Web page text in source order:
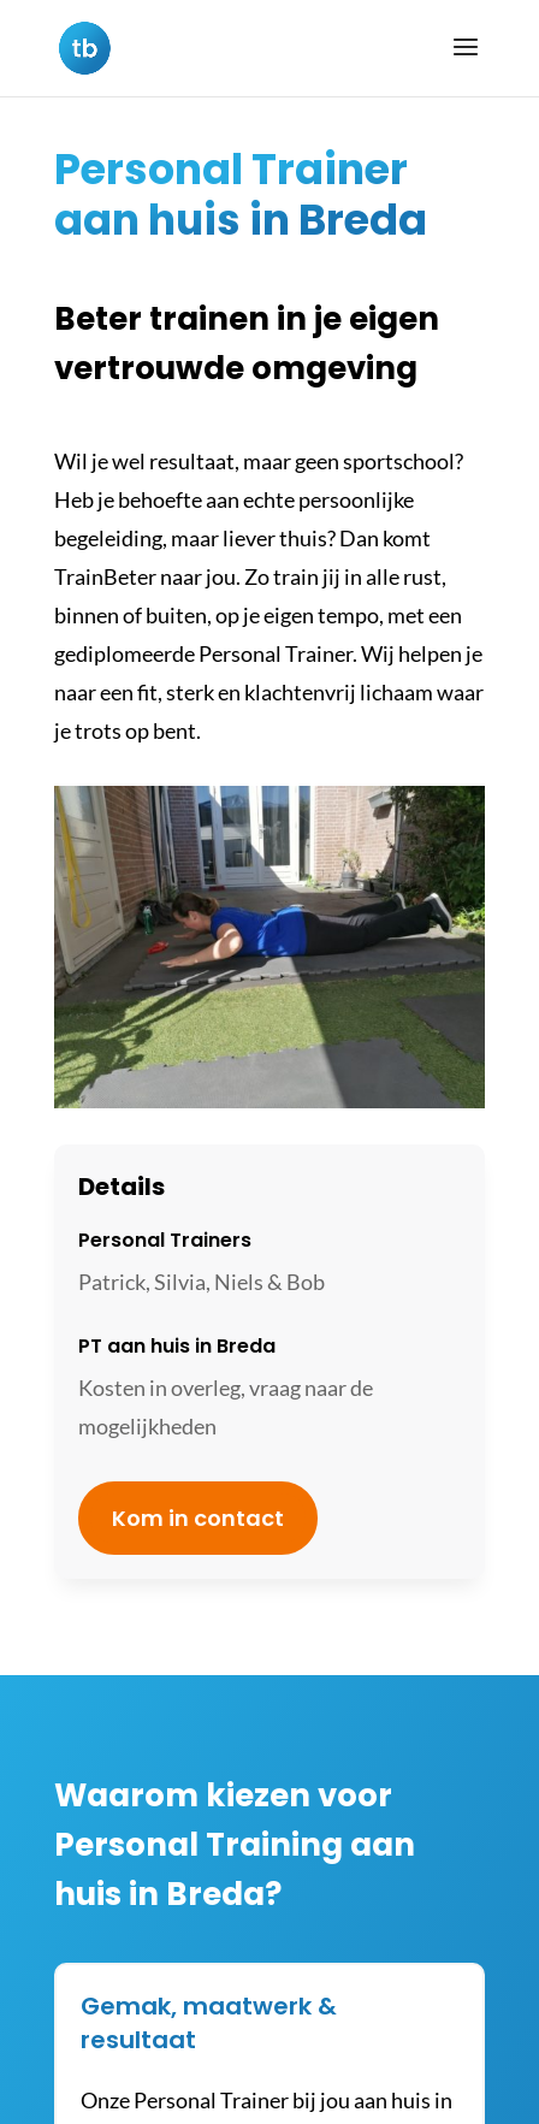
Personal Trainer
aan huis in Breda
Beter trainen in je eigen
vertrouwde omgeving
Wil je wel resultaat, maar geen sportschool?
Heb je behoefte aan echte persoonlijke
begeleiding, maar liever thuis? Dan komt
TrainBeter naar jou. Zo train jij in alle rust,
binnen of buiten, op je eigen tempo, met een
gediplomeerde Personal Trainer. Wij helpen je
naar een fit, sterk en klachtenvrij lichaam waar
je trots op bent.
Details
Personal Trainers
Patrick, Silvia, Niels & Bob
PT aan huis in Breda
Kosten in overleg, vraag naar de
mogelijkheden
Kom in contact
Waarom kiezen voor
Personal Training aan
huis in Breda?
Gemak, maatwerk &
resultaat
Onze Personal Trainer bij jou aan huis in